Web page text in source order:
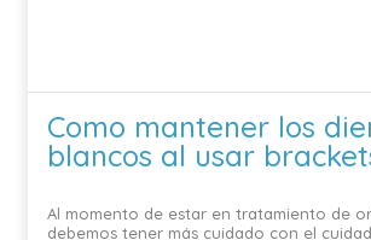
Como mantener los
blancos al usar
Al momento de estar en tratamiento de
debemos tener más cuidado con el